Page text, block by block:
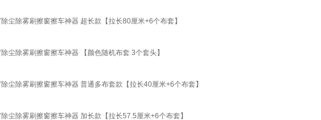
尘除雾刷擦窗擦车神器 超长款【拉长80厘米+6个布套】
尘除雾刷擦窗擦车神器 【颜色随机布套 3个套头】
尘除雾刷擦窗擦车神器 普通多布套款【拉长40厘米+6个布套】
尘除雾刷擦窗擦车神器 加长款【拉长57.5厘米+6个布套】